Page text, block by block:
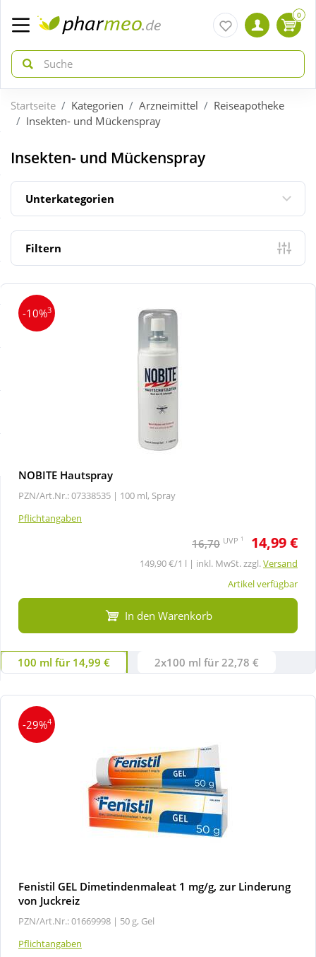
zurück
ÜBERSICHT AKTIONEN
Aktuelle Coupons
Neuheiten
Sale
zurück
ÜBERSICHT KATEGORIEN
Arzneimittel
Diabetes
Körperpflege & Kosmetik
Natur & Homöopathie
Tierbedarf
Wellness
0
Startseite Kategorien Arzneimittel
Reiseapotheke
Insekten- und Mückenspray
Insekten- und Mückenspray
Unterkategorien
Filtern
-10%3
NOBITE Hautspray
PZN/Art.Nr.: 07338535 | 100 ml, Spray
Pflichtangaben
16,70 UVP 1 14,99 €
149,90 €/1 l | inkl. MwSt. zzgl.Versand
Artikel verfügbar
In den Warenkorb
100 ml für 14,99 € 2x100 ml für 22,78 €
-29%4
Fenistil GEL Dimetindenmaleat 1 mg/g, zur Linderung
von Juckreiz
PZN/Art.Nr.: 01669998 | 50 g, Gel
Pflichtangaben